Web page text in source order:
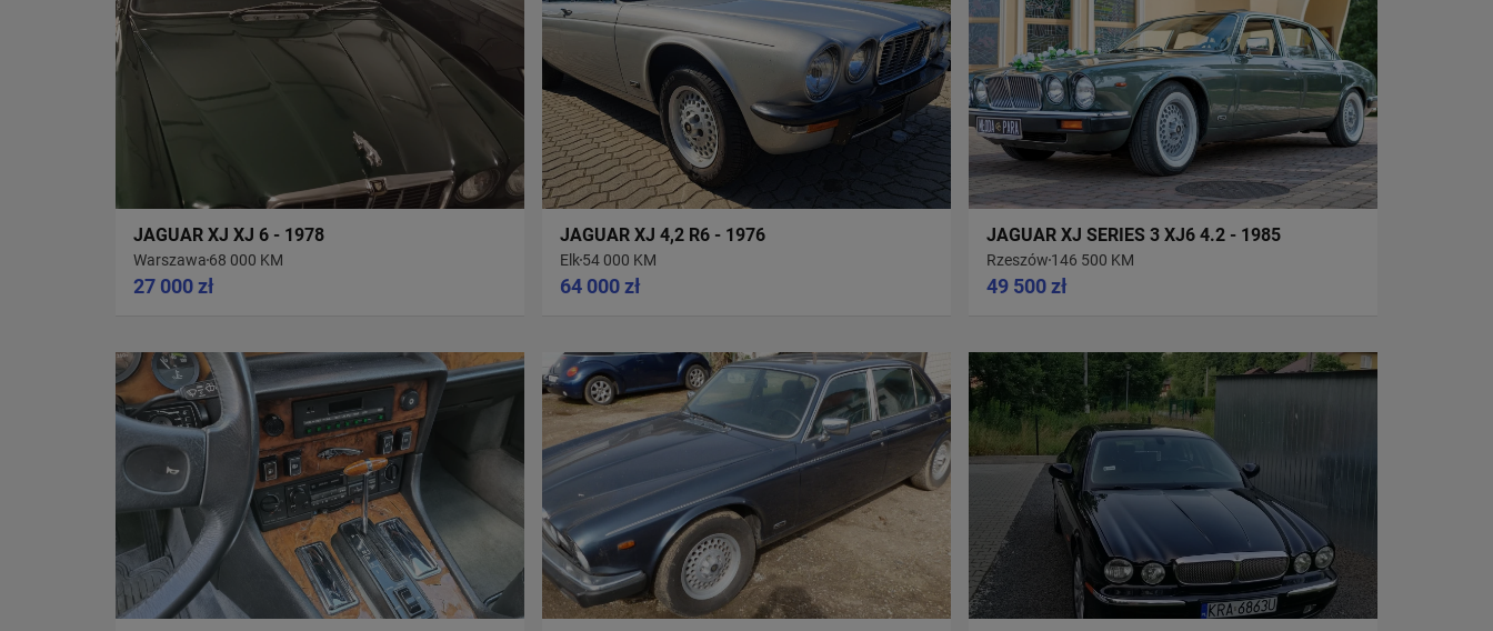
JAGUAR XJ XJ 6 - 1978
Warszawa 68 000 KM
27 000 zł
JAGUAR XJ 4,2 R6 - 1976
Elk54 000 KM
64 000 zł
JAGUAR XJ SERIES 3 XJ6 4.2 - 1985
Rzeszów 146 500 KM
49 500 zł